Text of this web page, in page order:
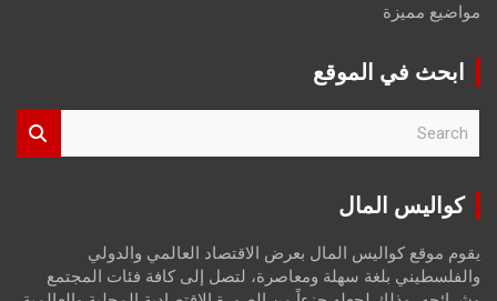
مواضيع مميزة
ابحث في الموقع
r
كواليس المال
يقوم موقع كواليس المال بعرض الاقتصاد العالمي والدولي
والفلسطيني بلغة سهلة ومعاصرة، لتصل إلى كافة فئات المجتمع